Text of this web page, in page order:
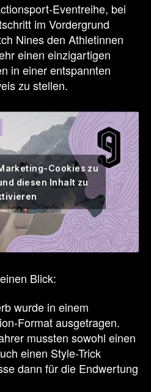
Eventreihe, bei
im Vordergrund
Nines den Athletinnen
einen einzigartigen
in einer entspannten
zu stellen.
Cookies zu
diesen Inhalt zu
Blick:
wurde in einem
Format ausgetragen.
mussten sowohl einen
einen Style-Trick
dann für die Endwertung